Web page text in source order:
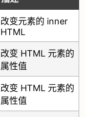
改变元素的 inner
HTML
改变 HTML 元素的
属性值
改变 HTML 元素的
属性值